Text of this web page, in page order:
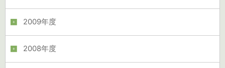
2009年度
2008年度